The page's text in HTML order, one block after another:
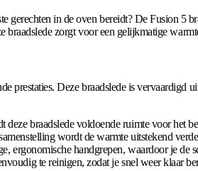
gerechten in de oven bereidt? De Fusion
braadslede zorgt voor een gelijkmatige
prestaties. Deze braadslede is
deze braadslede voldoende ruimte voor het
wordt de warmte uitstekend
ergonomische handgrepen, waardoor je de
te reinigen, zodat je snel weer klaar